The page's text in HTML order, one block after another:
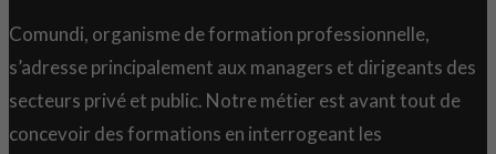
Comundi, organisme de formation professionnelle,
s’adresse principalement aux managers et dirigeants des
secteurs privé et public. Notre métier est avant tout de
concevoir des formations en interrogeant les